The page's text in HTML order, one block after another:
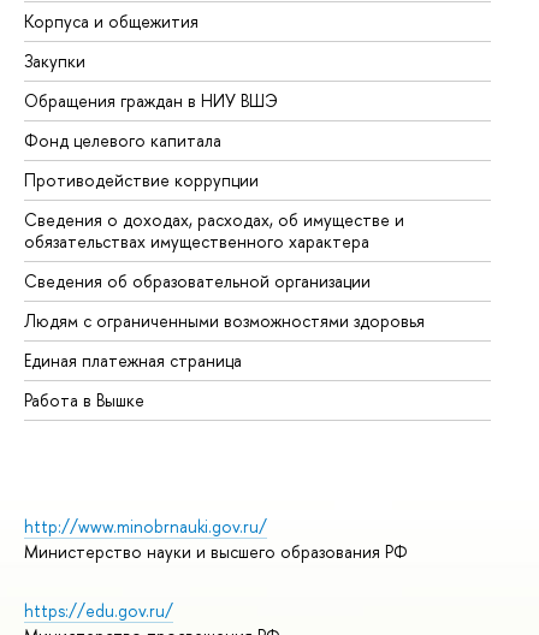
Корпуса и общежития
Закупки
Обращения граждан в НИУ ВШЭ
Фонд целевого капитала
Противодействие коррупции
Сведения о доходах, расходах, об имуществе и
обязательствах имущественного характера
Сведения об образовательной организации
Людям с ограниченными возможностями здоровья
Единая платежная страница
Работа в Вышке
http://www.minobrnauki.gov.ru/
Министерство науки и высшего образования РФ
https://edu.gov.ru/